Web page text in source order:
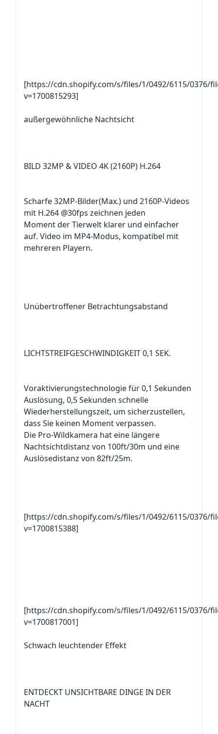
[https://cdn.shopify.com/s/files/1/0492/6115/0376/
v=1700815293]
außergewöhnliche Nachtsicht
BILD 32MP & VIDEO 4K (2160P) H.264
Scharfe 32MP-Bilder(Max.) und 2160P-Videos
mit H.264 @30fps zeichnen jeden
Moment der Tierwelt klarer und einfacher
auf. Video im MP4-Modus, kompatibel mit
mehreren Playern.
Unübertroffener Betrachtungsabstand
LICHTSTREIFGESCHWINDIGKEIT 0,1 SEK.
Voraktivierungstechnologie für 0,1 Sekunden
Auslösung, 0,5 Sekunden schnelle
Wiederherstellungszeit, um sicherzustellen,
dass Sie keinen Moment verpassen.
Die Pro-Wildkamera hat eine längere
Nachtsichtdistanz von 100ft/30m und eine
Auslösedistanz von 82ft/25m.
[https://cdn.shopify.com/s/files/1/0492/6115/0376/
v=1700815388]
[https://cdn.shopify.com/s/files/1/0492/6115/0376/
v=1700817001]
Schwach leuchtender Effekt
ENTDECKT UNSICHTBARE DINGE IN DER
NACHT